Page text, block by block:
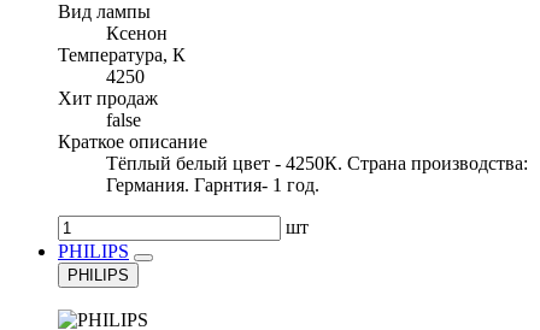
Вид лампы
Ксенон
Температура, К
4250
Хит продаж
false
Краткое описание
Тёплый белый цвет - 4250К. Страна производства:
Германия. Гарнтия- 1 год.
шт
PHILIPS
PHILIPS